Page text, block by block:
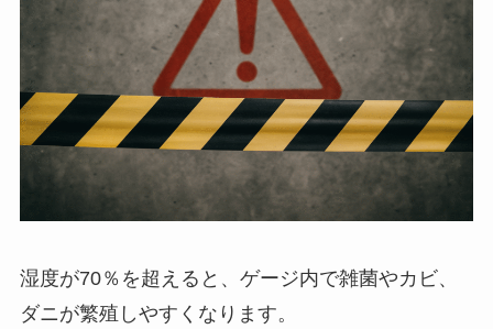
湿度が70％を超えると、ゲージ内で雑菌やカビ、
ダニが繁殖しやすくなります。